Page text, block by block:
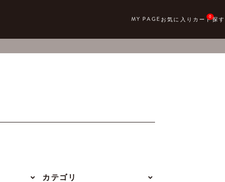
0
カテゴリ